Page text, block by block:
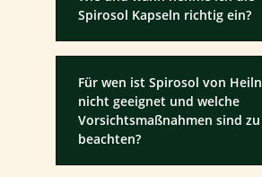
Spirosol Kapseln richtig ein?
Für wen ist Spirosol von
nicht geeignet und welche
Vorsichtsmaßnahmen sind zu
beachten?